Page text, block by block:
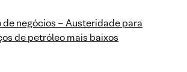
de negócios – Austeridade para
de petróleo mais baixos